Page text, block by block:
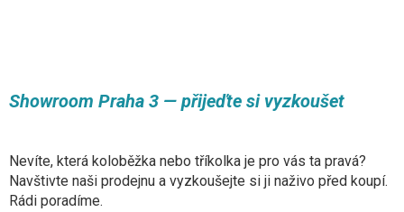
Showroom Praha 3 — přijeďte si vyzkoušet
Nevíte, která koloběžka nebo tříkolka je pro vás ta pravá?
Navštivte naši prodejnu a vyzkoušejte si ji naživo před koupí.
Rádi poradíme.